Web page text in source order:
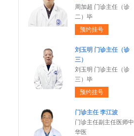
周加超 门诊主任（诊
二）毕
预约挂号
刘玉明 门诊主任（诊
三）
刘玉明 门诊主任（诊
三）毕
预约挂号
门诊主任 李江波
门诊主任副主任医师中
华医